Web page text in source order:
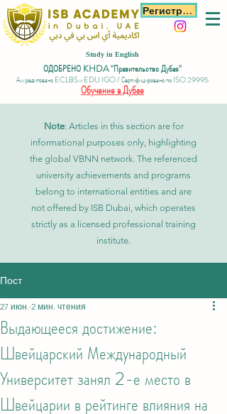
Регистрация
Study in English
ОДОБРЕНО KHDA "Правительство Дубая"
Аккредитовано ECLBS и EDU IGO / Сертифицировано по ISO 29995
Обучение в Дубае
Note: Articles in this section are for
informational purposes only, highlighting
the global VBNN network. The referenced
university achievements and programs
belong to international entities and are
not offered by ISB Dubai, which operates
strictly as a licensed professional training
institute.
Пост
Выдающееся достижение:
Швейцарский Международный
Университет занял 2-е место в
Швейцарии в рейтинге влияния на
27 июн. 2 мин. чтения